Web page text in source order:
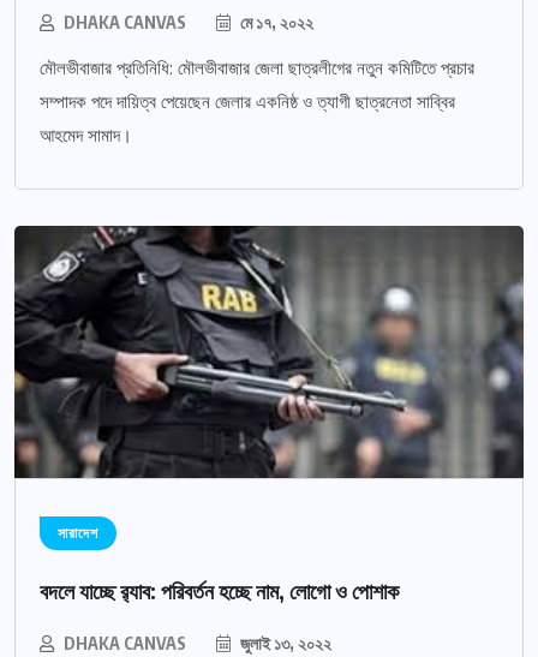
DHAKA CANVAS মে ১৭, ২০২২
মৌলভীবাজার প্রতিনিধি: মৌলভীবাজার জেলা ছাত্রলীগের নতুন কমিটিতে প্রচার
সম্পাদক পদে দায়িত্ব পেয়েছেন জেলার একনিষ্ঠ ও ত্যাগী ছাত্রনেতা সাব্বির
আহমেদ সামাদ।
সারাদেশ
বদলে যাচ্ছে র‌্যাব: পরিবর্তন হচ্ছে নাম, লোগো ও পোশাক
DHAKA CANVAS জুলাই ১৩, ২০২২